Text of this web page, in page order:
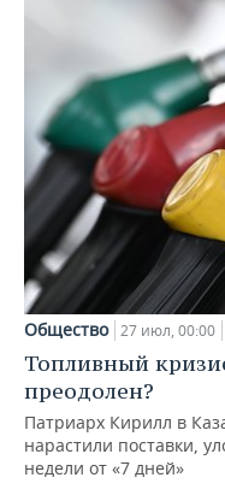
Общество 27 июл, 00:00
Топливный
преодолен?
Патриарх Кирилл в
нарастили поставки,
недели от «7 дней»